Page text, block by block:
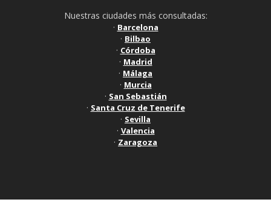
Nuestras ciudades más consultadas:
· Barcelona
· Bilbao
· Córdoba
· Madrid
· Málaga
· Murcia
· San Sebastián
· Santa Cruz de Tenerife
· Sevilla
· Valencia
· Zaragoza